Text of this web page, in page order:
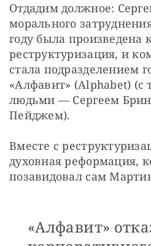
Отдадим должное:
морального
году была произведена
реструктуризация, и
стала подразделением
«Алфавит» (Alphabet)
людьми — Сергеем
Пейджем).
Вместе с
духовная реформация,
позавидовал сам
«Алфавит»